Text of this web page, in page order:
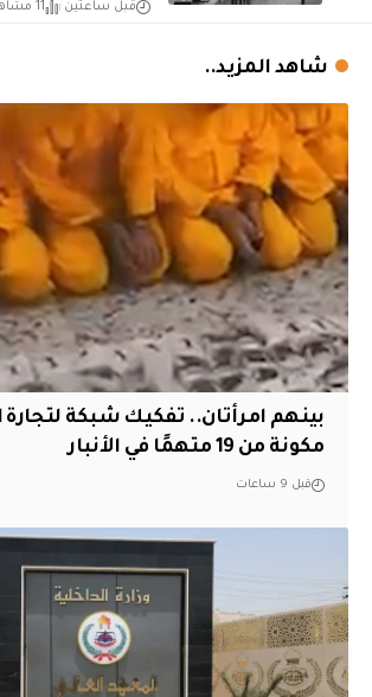
قبل ساعتين 11 مشاهدات
شاهد المزيد..
بينهم امرأتان.. تفكيك شبكة لتجارة
مكونة من 19 متهمًا في الأنبار
قبل 9 ساعات